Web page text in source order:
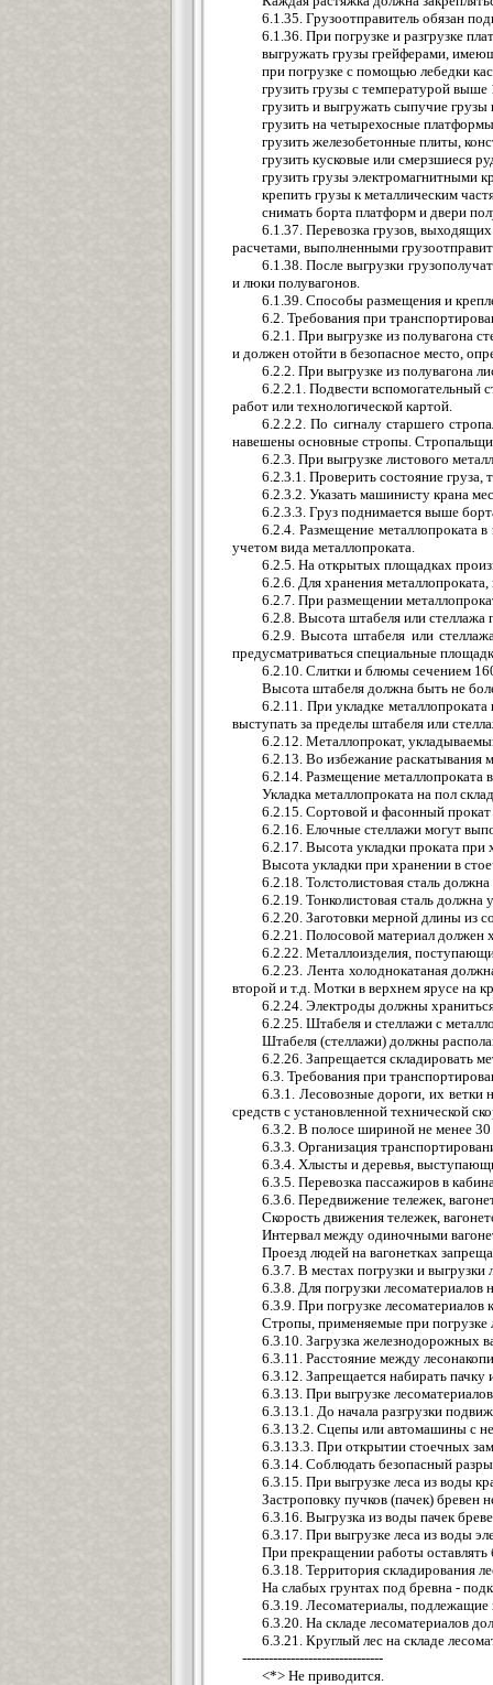
6.1.35. Грузоотправитель обязан
6.1.36. При погрузке и разгрузке
выгружать грузы грейферами,
при погрузке с помощью лебедки
грузить грузы с температурой выше
грузить и выгружать сыпучие
грузить на четырехосные
грузить железобетонные плиты,
грузить кусковые или смерзшиеся
грузить грузы электромагнитными
крепить грузы к металлическим
снимать борта платформ и двери
6.1.37. Перевозка грузов,
расчетами, выполненными
6.1.38. После выгрузки
и люки полувагонов.
6.1.39. Способы размещения и
6.2. Требования при
6.2.1. При выгрузке из полувагона
и должен отойти в безопасное место,
6.2.2. При выгрузке из полувагона
6.2.2.1. Подвести вспомогательный
работ или технологической картой.
6.2.2.2. По сигналу старшего
навешены основные стропы.
6.2.3. При выгрузке листового
6.2.3.1. Проверить состояние
6.2.3.2. Указать машинисту крана
6.2.3.3. Груз поднимается выше
6.2.4. Размещение металлопроката
учетом вида металлопроката.
6.2.5. На открытых площадках
6.2.6. Для хранения
6.2.7. При размещении
6.2.8. Высота штабеля или
6.2.9. Высота штабеля или
предусматриваться специальные
6.2.10. Слитки и блюмы сечением
Высота штабеля должна быть не
6.2.11. При укладке
выступать за пределы штабеля или
6.2.12. Металлопрокат,
6.2.13. Во избежание раскатывания
6.2.14. Размещение металлопроката
Укладка металлопроката на пол
6.2.15. Сортовой и фасонный
6.2.16. Елочные стеллажи могут
6.2.17. Высота укладки проката при
Высота укладки при хранении в
6.2.18. Толстолистовая сталь
6.2.19. Тонколистовая сталь должна
6.2.20. Заготовки мерной длины из
6.2.21. Полосовой материал должен
6.2.22. Металлоизделия,
6.2.23. Лента холоднокатаная
второй и т.д. Мотки в верхнем ярусе на
6.2.24. Электроды должны
6.2.25. Штабеля и стеллажи с
Штабеля (стеллажи) должны
6.2.26. Запрещается складировать
6.3. Требования при
6.3.1. Лесовозные дороги, их ветки
средств с установленной технической
6.3.2. В полосе шириной не менее
6.3.3. Организация
6.3.4. Хлысты и деревья,
6.3.5. Перевозка пассажиров в
6.3.6. Передвижение тележек,
Скорость движения тележек,
Интервал между одиночными
Проезд людей на вагонетках
6.3.7. В местах погрузки и
6.3.8. Для погрузки
6.3.9. При погрузке лесоматериалов
Стропы, применяемые при
6.3.10. Загрузка железнодорожных
6.3.11. Расстояние между
6.3.12. Запрещается набирать
6.3.13. При выгрузке
6.3.13.1. До начала разгрузки
6.3.13.2. Сцепы или автомашины с
6.3.13.3. При открытии стоечных
6.3.14. Соблюдать безопасный
6.3.15. При выгрузке леса из воды
Застроповку пучков (пачек) бревен
6.3.16. Выгрузка из воды пачек
6.3.17. При выгрузке леса из воды
При прекращении работы оставлять
6.3.18. Территория складирования
На слабых грунтах под бревна -
6.3.19. Лесоматериалы, подлежащие
6.3.20. На складе лесоматериалов
6.3.21. Круглый лес на складе
--------------------------------
<*> Не приводится.